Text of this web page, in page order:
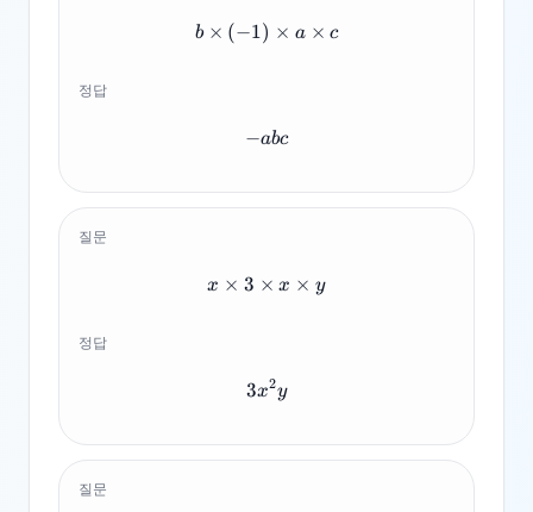
b \times {(-1)} \times a
b × (−1) × a × c
정답
-abc
−abc
질문
x \times 3 \times x \times y
x × 3 × x × y
정답
3x^2y
3x2y
질문